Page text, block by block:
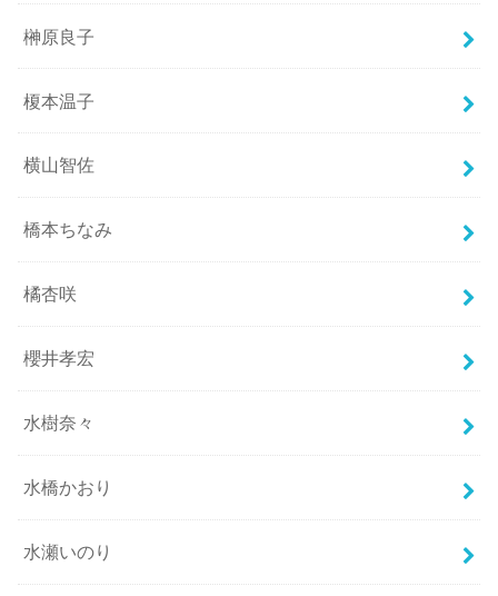
榊原良子
榎本温子
横山智佐
橋本ちなみ
橘杏咲
櫻井孝宏
水樹奈々
水橋かおり
水瀬いのり